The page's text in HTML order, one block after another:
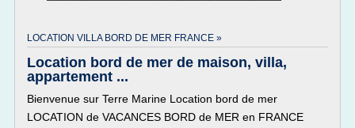
LOCATION VILLA BORD DE MER FRANCE »
Location bord de mer de maison, villa,
appartement ...
Bienvenue sur Terre Marine Location bord de mer
LOCATION de VACANCES BORD de MER en FRANCE